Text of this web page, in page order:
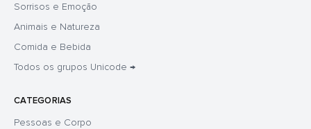
Sorrisos e Emoção
Animais e Natureza
Comida e Bebida
Todos os grupos Unicode →
CATEGORIAS
Pessoas e Corpo